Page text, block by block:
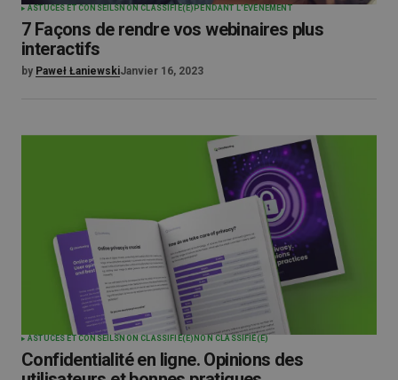
ASTUCES ET CONSEILS NON CLASSIFIÉ(E) PENDANT L'ÉVÉNEMENT
7 Façons de rendre vos webinaires plus
interactifs
by Paweł ŁaniewskiJanvier 16, 2023
ASTUCES ET CONSEILS NON CLASSIFIÉ(E) NON CLASSIFIÉ(E)
Confidentialité en ligne. Opinions des